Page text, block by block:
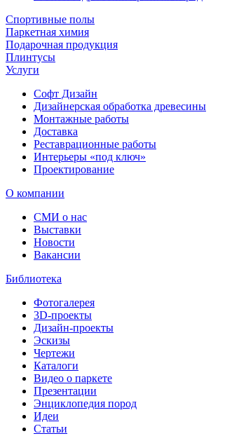
Спортивные полы
Паркетная химия
Подарочная продукция
Плинтусы
Услуги
Софт Дизайн
Дизайнерская обработка древесины
Монтажные работы
Доставка
Реставрационные работы
Интерьеры «под ключ»
Проектирование
О компании
СМИ о нас
Выставки
Новости
Вакансии
Библиотека
Фотогалерея
3D-проекты
Дизайн-проекты
Эскизы
Чертежи
Каталоги
Видео о паркете
Презентации
Энциклопедия пород
Идеи
Статьи